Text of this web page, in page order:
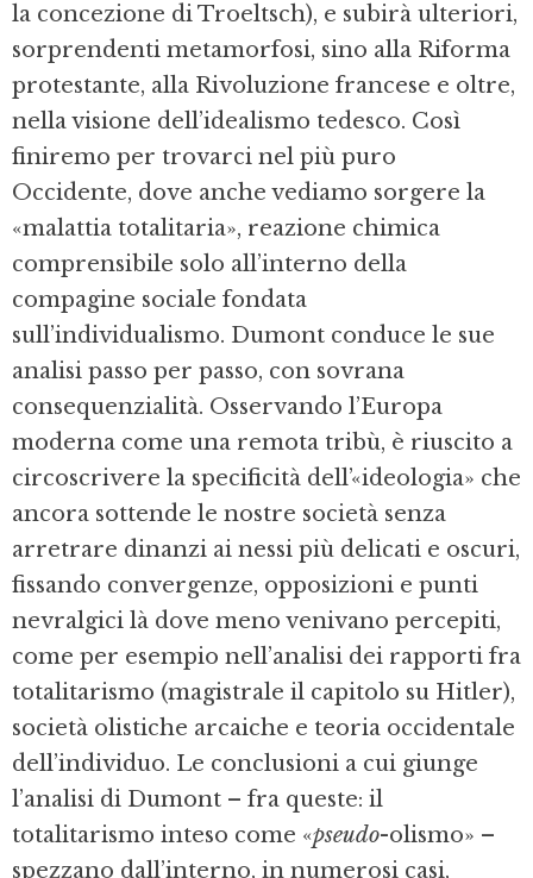
la concezione di Troeltsch), e subirà ulteriori,
sorprendenti metamorfosi, sino alla Riforma
protestante, alla Rivoluzione francese e oltre,
nella visione dell’idealismo tedesco. Così
finiremo per trovarci nel più puro
Occidente, dove anche vediamo sorgere la
«malattia totalitaria», reazione chimica
comprensibile solo all’interno della
compagine sociale fondata
sull’individualismo. Dumont conduce le sue
analisi passo per passo, con sovrana
consequenzialità. Osservando l’Europa
moderna come una remota tribù, è riuscito a
circoscrivere la specificità dell’«ideologia» che
ancora sottende le nostre società senza
arretrare dinanzi ai nessi più delicati e oscuri,
fissando convergenze, opposizioni e punti
nevralgici là dove meno venivano percepiti,
come per esempio nell’analisi dei rapporti fra
totalitarismo (magistrale il capitolo su Hitler),
società olistiche arcaiche e teoria occidentale
dell’individuo. Le conclusioni a cui giunge
l’analisi di Dumont – fra queste: il
totalitarismo inteso come «pseudo-olismo» –
spezzano dall’interno, in numerosi casi,